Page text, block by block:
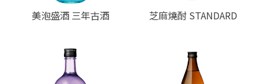
美泡盛酒 三年古酒 芝麻燒酎 STANDARD